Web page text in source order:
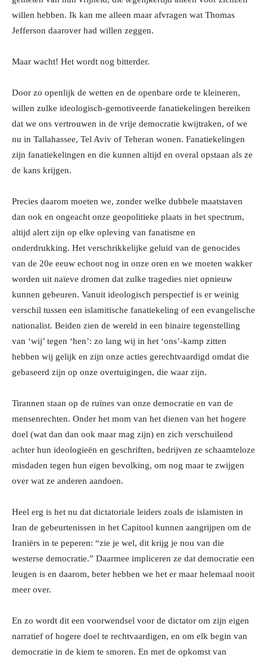
willen hebben. Ik kan me alleen maar afvragen wat Thomas
Jefferson daarover had willen zeggen.
Maar wacht! Het wordt nog bitterder.
Door zo openlijk de wetten en de openbare orde te kleineren,
willen zulke ideologisch-gemotiveerde fanatiekelingen bereiken
dat we ons vertrouwen in de vrije democratie kwijtraken, of we
nu in Tallahassee, Tel Aviv of Teheran wonen. Fanatiekelingen
zijn fanatiekelingen en die kunnen altijd en overal opstaan als ze
de kans krijgen.
Precies daarom moeten we, zonder welke dubbele maatstaven
dan ook en ongeacht onze geopolitieke plaats in het spectrum,
altijd alert zijn op elke opleving van fanatisme en
onderdrukking. Het verschrikkelijke geluid van de genocides
van de 20e eeuw echoot nog in onze oren en we moeten wakker
worden uit naïeve dromen dat zulke tragedies niet opnieuw
kunnen gebeuren. Vanuit ideologisch perspectief is er weinig
verschil tussen een islamitische fanatiekeling of een evangelische
nationalist. Beiden zien de wereld in een binaire tegenstelling
van ‘wij’ tegen ‘hen’: zo lang wij in het ‘ons’-kamp zitten
hebben wij gelijk en zijn onze acties gerechtvaardigd omdat die
gebaseerd zijn op onze overtuigingen, die waar zijn.
Tirannen staan op de ruïnes van onze democratie en van de
mensenrechten. Onder het mom van het dienen van het hogere
doel (wat dan dan ook maar mag zijn) en zich verschuilend
achter hun ideologieën en geschriften, bedrijven ze schaamteloze
misdaden tegen hun eigen bevolking, om nog maar te zwijgen
over wat ze anderen aandoen.
Heel erg is het nu dat dictatoriale leiders zoals de islamisten in
Iran de gebeurtenissen in het Capitool kunnen aangrijpen om de
Iraniërs in te peperen: “zie je wel, dit krijg je nou van die
westerse democratie.” Daarmee impliceren ze dat democratie een
leugen is en daarom, beter hebben we het er maar helemaal nooit
meer over.
En zo wordt dit een voorwendsel voor de dictator om zijn eigen
narratief of hogere doel te rechtvaardigen, en om elk begin van
democratie in de kiem te smoren. En met de opkomst van